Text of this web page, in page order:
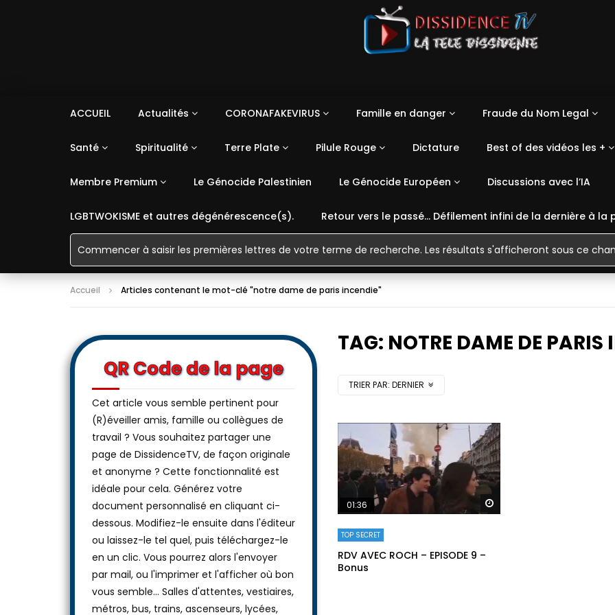
ACCUEIL Actualités CORONAFAKEVIRUS Famille en danger Fraude du Nom Legal
Santé Spiritualité Terre Plate Pilule Rouge Dictature Best of des vidéos les +
Membre Premium Le Génocide Palestinien Le Génocide Européen Discussions avec l’IA
LGBTWOKISME et autres dégénérescence(s). Retour vers le passé… Défilement infini de la dernière à la
Accueil Articles contenant le mot-clé "notre dame de paris incendie"
TAG: NOTRE DAME DE PARIS
TRIER PAR: DERNIER
01:36
TOP SECRET
RDV AVEC ROCH – EPISODE 9 –
Bonus
QR Code de la page
Cet article vous semble pertinent pour
(R)éveiller amis, famille ou collègues de
travail ? Vous souhaitez partager une
page de DissidenceTV, de façon originale
et anonyme ? Cette fonctionnalité est
idéale pour cela. Générez votre
document personnalisé en cliquant ci-
dessous. Modifiez-le ensuite dans l'éditeur
ou laissez-le tel quel, puis téléchargez-le
en un clic. Vous pourrez alors l'envoyer
par mail, ou l'imprimer et l'afficher où bon
vous semble… Salles d'attentes, vestiaires,
métros, bus, trains, ascenseurs, lycées,